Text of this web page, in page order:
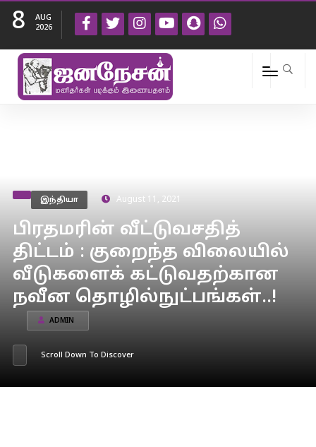
8
AUG
2026
இந்தியா August 11, 2021
பிரதமரின் வீட்டுவசதித்
திட்டம் : குறைந்த விலையில்
வீடுகளைக் கட்டுவதற்கான
நவீன தொழில்நுட்பங்கள்..!
ADMIN
Scroll Down To Discover